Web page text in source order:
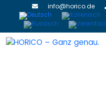
info@horico.de